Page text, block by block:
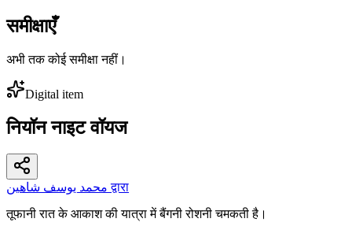
समीक्षाएँ
अभी तक कोई समीक्षा नहीं।
Digital item
नियॉन नाइट वॉयज
محمد يوسف شاهين द्वारा
तूफानी रात के आकाश की यात्रा में बैंगनी रोशनी चमकती है।